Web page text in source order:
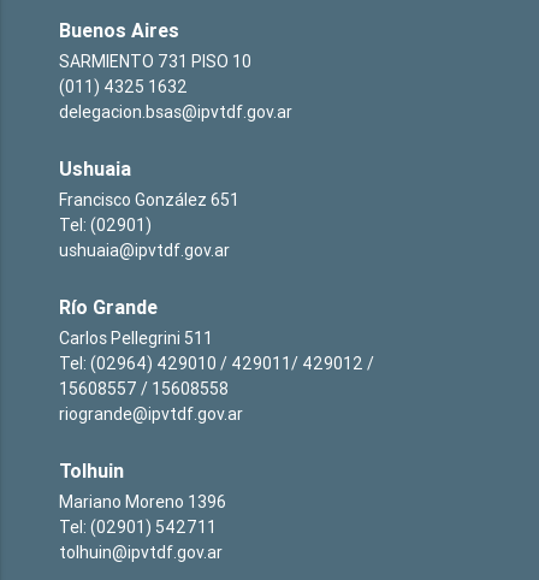
Buenos Aires
SARMIENTO 731 PISO 10
(011) 4325 1632
delegacion.bsas@ipvtdf.gov.ar
Ushuaia
Francisco González 651
Tel: (02901)
ushuaia@ipvtdf.gov.ar
Río Grande
Carlos Pellegrini 511
Tel: (02964) 429010 / 429011/ 429012 /
15608557 / 15608558
riogrande@ipvtdf.gov.ar
Tolhuin
Mariano Moreno 1396
Tel: (02901) 542711
tolhuin@ipvtdf.gov.ar